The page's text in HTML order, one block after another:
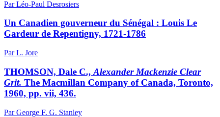
Par Léo-Paul Desrosiers
Un Canadien gouverneur du Sénégal : Louis Le
Gardeur de Repentigny, 1721-1786
Par L. Jore
THOMSON, Dale C., Alexander Mackenzie Clear
Grit. The Macmillan Company of Canada, Toronto,
1960, pp. vii, 436.
Par George F. G. Stanley